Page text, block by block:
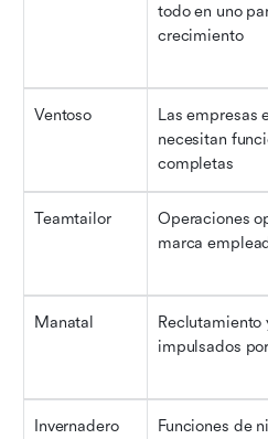
todo en uno
crecimiento
Ventoso
Las empresas
necesitan
completas
Teamtailor
Operaciones
marca
Manatal
Reclutamiento
impulsados
Invernadero
Funciones de